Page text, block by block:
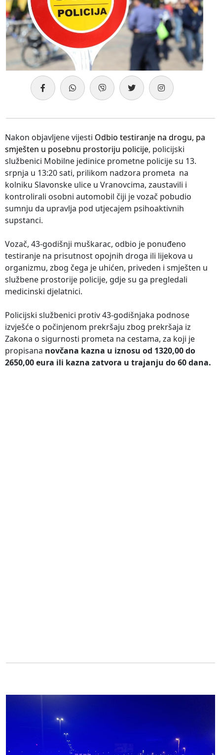
Nakon objavljene vijesti Odbio testiranje na drogu, pa
smješten u posebnu prostoriju policije, policijski
službenici Mobilne jedinice prometne policije su 13.
srpnja u 13:20 sati, prilikom nadzora prometa na
kolniku Slavonske ulice u Vranovcima, zaustavili i
kontrolirali osobni automobil čiji je vozač pobudio
sumnju da upravlja pod utjecajem psihoaktivnih
supstanci.
Vozač, 43-godišnji muškarac, odbio je ponuđeno
testiranje na prisutnost opojnih droga ili lijekova u
organizmu, zbog čega je uhićen, priveden i smješten u
službene prostorije policije, gdje su ga pregledali
medicinski djelatnici.
Policijski službenici protiv 43-godišnjaka podnose
izvješće o počinjenom prekršaju zbog prekršaja iz
Zakona o sigurnosti prometa na cestama, za koji je
propisana novčana kazna u iznosu od 1320,00 do
2650,00 eura ili kazna zatvora u trajanju do 60 dana.